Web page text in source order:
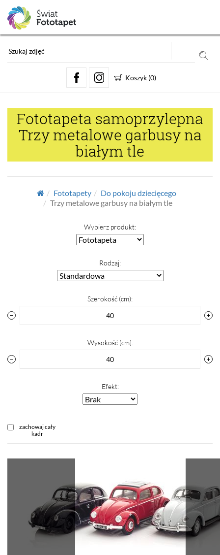
Koszyk (0)
Fototapeta samoprzylepna
Trzy metalowe garbusy na
białym tle
Fototapety
Do pokoju dziecięcego
Trzy metalowe garbusy na białym tle
Wybierz produkt:
Rodzaj:
Szerokość (cm):
Wysokość (cm):
Efekt:
zachowaj cały
kadr